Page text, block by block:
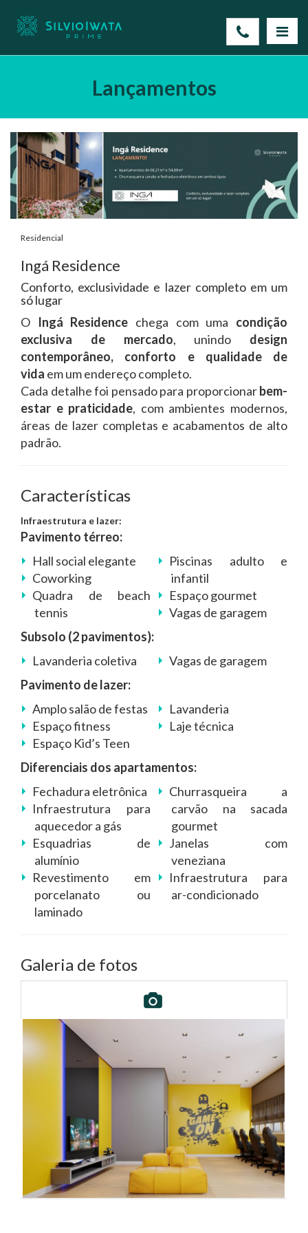
Lançamentos
Residencial
Ingá Residence
Conforto, exclusividade e lazer completo em um
só lugar
O Ingá Residence chega com uma condição
exclusiva de mercado, unindo design
contemporâneo, conforto e qualidade de
vida em um endereço completo.
Cada detalhe foi pensado para proporcionarbem-
estar e praticidade, com ambientes modernos,
áreas de lazer completas e acabamentos de alto
padrão.
Características
Infraestrutura e lazer:
Pavimento térreo:
Hall social elegante
Coworking
Quadra de beach
tennis
Piscinas adulto e
infantil
Espaço gourmet
Vagas de garagem
Subsolo (2 pavimentos):
Lavanderia coletiva
Vagas de garagem
Pavimento de lazer:
Amplo salão de festas
Espaço fitness
Espaço Kid’s Teen
Lavanderia
Laje técnica
Diferenciais dos apartamentos:
Fechadura eletrônica
Infraestrutura para
aquecedor a gás
Esquadrias de
alumínio
Revestimento em
porcelanato ou
laminado
Churrasqueira a
carvão na sacada
gourmet
Janelas com
veneziana
Infraestrutura para
ar-condicionado
Galeria de fotos